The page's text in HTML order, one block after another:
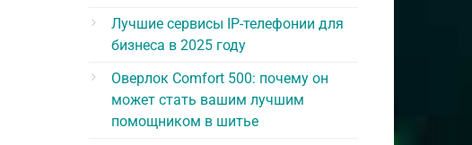
Лучшие сервисы IP-телефонии для
бизнеса в 2025 году
Оверлок Comfort 500: почему он
может стать вашим лучшим
помощником в шитье